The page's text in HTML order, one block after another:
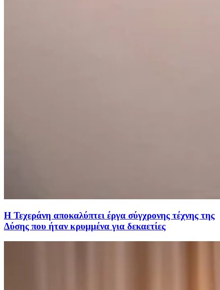
Η Τεχεράνη αποκαλύπτει έργα σύγχρονης τέχνης της
Δύσης που ήταν κρυμμένα για δεκαετίες